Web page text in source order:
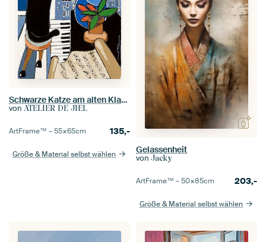
Schwarze Katze am alten Klavier und Notenblatt, mit Goldfischen von Matisse, in Paris...
von ATELIER DE JIEL
ArtFrame™ –55×65cm 135,-
Größe & Material selbst wählen Gelassenheit
von Jacky
ArtFrame™ –50×85cm 203,-
Größe & Material selbst wählen